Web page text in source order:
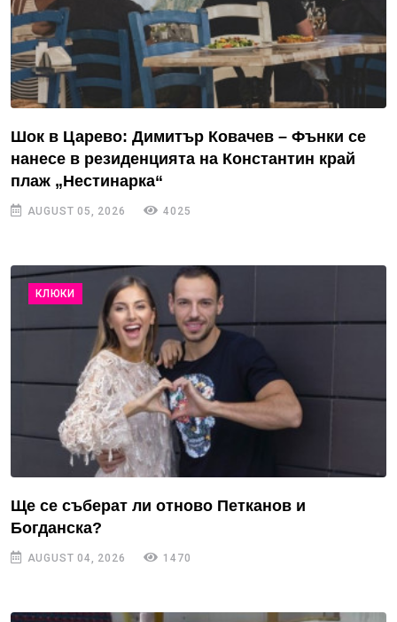
Шок в Царево: Димитър Ковачев – Фънки се
нанесе в резиденцията на Константин край
плаж „Нестинарка“
AUGUST 05, 2026 4025
КЛЮКИ
Ще се съберат ли отново Петканов и
Богданска?
AUGUST 04, 2026 1470